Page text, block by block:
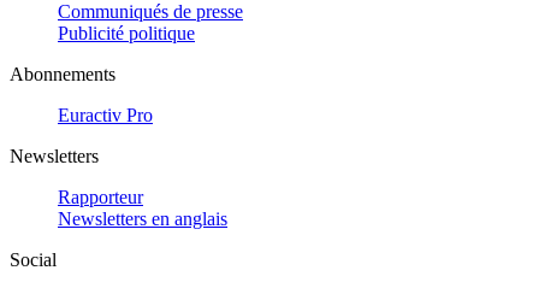
Communiqués de presse
Publicité politique
Abonnements
Euractiv Pro
Newsletters
Rapporteur
Newsletters en anglais
Social